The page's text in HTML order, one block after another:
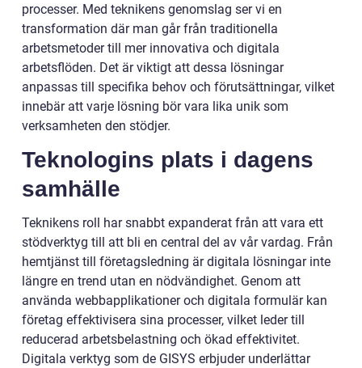
processer. Med teknikens genomslag ser vi en
transformation där man går från traditionella
arbetsmetoder till mer innovativa och digitala
arbetsflöden. Det är viktigt att dessa lösningar
anpassas till specifika behov och förutsättningar, vilket
innebär att varje lösning bör vara lika unik som
verksamheten den stödjer.
Teknologins plats i dagens
samhälle
Teknikens roll har snabbt expanderat från att vara ett
stödverktyg till att bli en central del av vår vardag. Från
hemtjänst till företagsledning är digitala lösningar inte
längre en trend utan en nödvändighet. Genom att
använda webbapplikationer och digitala formulär kan
företag effektivisera sina processer, vilket leder till
reducerad arbetsbelastning och ökad effektivitet.
Digitala verktyg som de GISYS erbjuder underlättar